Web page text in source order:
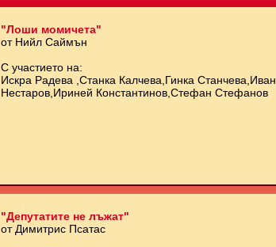
"Лоши момичета"
от Нийл Саймън
С участието на:
Искра Радева ,Станка Калчева,Гинка Станчева,Иван
Нестаров,Ириней Константинов,Стефан Стефанов
"Депутатите не лъжат"
от Димитрис Псатас